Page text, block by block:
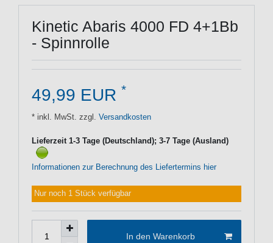
Kinetic Abaris 4000 FD 4+1Bb
- Spinnrolle
49,99 EUR *
* inkl. MwSt. zzgl. Versandkosten
Lieferzeit 1-3 Tage (Deutschland); 3-7 Tage (Ausland)
Informationen zur Berechnung des Liefertermins hier
Nur noch 1 Stück verfügbar
In den Warenkorb